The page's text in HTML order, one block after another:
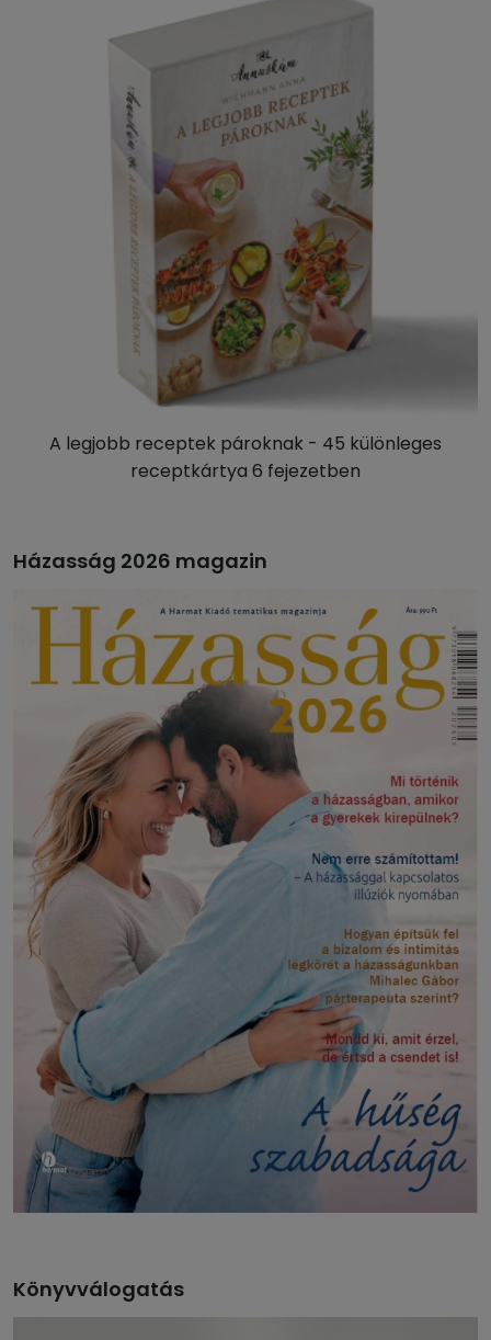
A legjobb receptek pároknak - 45 különleges
receptkártya 6 fejezetben
Házasság 2026 magazin
Könyvválogatás